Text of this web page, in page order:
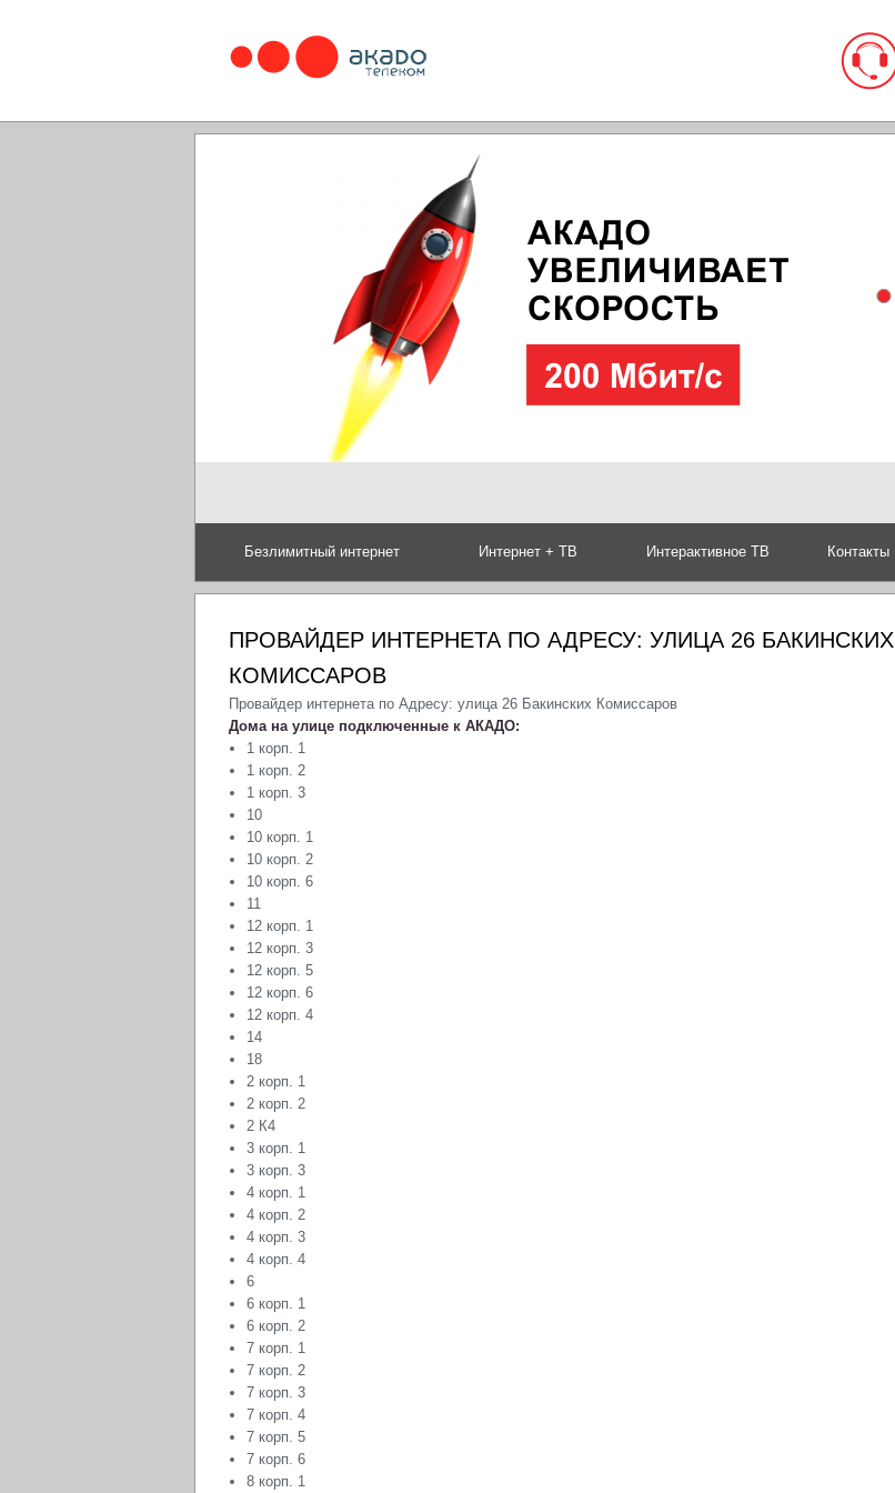
Безлимитный интернет Интернет + ТВ Интерактивное ТВ Контакты
ПРОВАЙДЕР ИНТЕРНЕТА ПО АДРЕСУ: УЛИЦА 26 БАКИНСКИХ
КОМИССАРОВ
Провайдер интернета по Адресу: улица 26 Бакинских Комиссаров
Дома на улице подключенные к АКАДО:
1 корп. 1
1 корп. 2
1 корп. 3
10
10 корп. 1
10 корп. 2
10 корп. 6
11
12 корп. 1
12 корп. 3
12 корп. 5
12 корп. 6
12 корп. 4
14
18
2 корп. 1
2 корп. 2
2 К4
3 корп. 1
3 корп. 3
4 корп. 1
4 корп. 2
4 корп. 3
4 корп. 4
6
6 корп. 1
6 корп. 2
7 корп. 1
7 корп. 2
7 корп. 3
7 корп. 4
7 корп. 5
7 корп. 6
8 корп. 1